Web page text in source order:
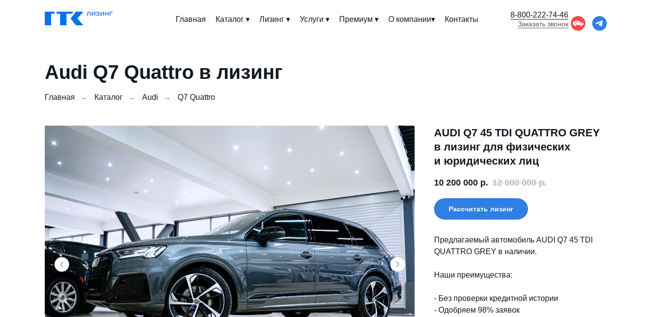
Главная Каталог ▾ Лизинг ▾ Услуги ▾ Премиум ▾ О компании▾ Контакты
8-800-222-74-46
Заказать звонок
Audi Q7 Quattro в лизинг
Главная → Каталог → Audi → Q7 Quattro
AUDI Q7 45 TDI QUATTRO GREY
в лизинг для физических
и юридических лиц
10 200 000 р. 12 000 000 р.
Рассчитать лизинг
Предлагаемый автомобиль AUDI Q7 45 TDI
QUATTRO GREY в наличии.
Наши преимущества:
- Без проверки кредитной истории
- Одобряем 98% заявок